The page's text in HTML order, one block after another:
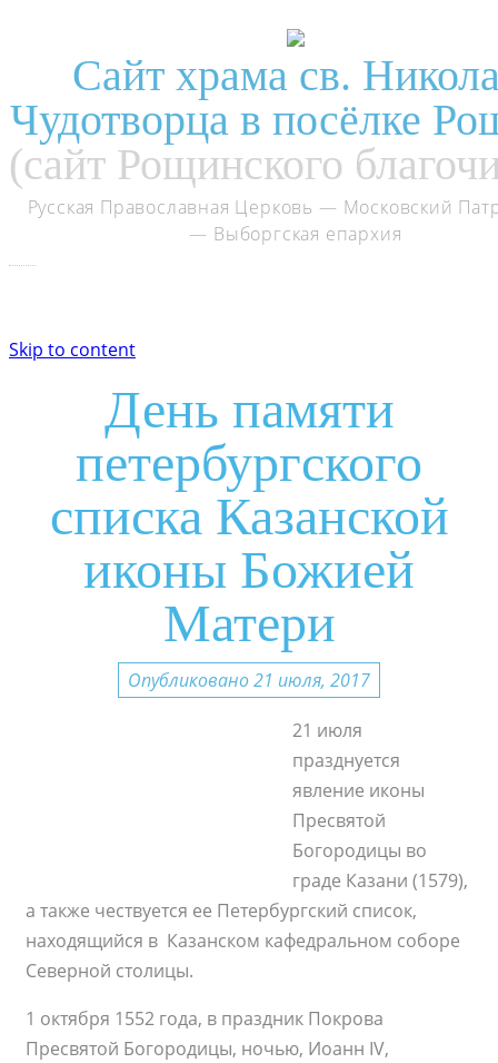
Сайт храма св.
Чудотворца в посёлке
(сайт Рощинского
Русская Православная Церковь — Московский
— Выборгская епархия
Skip to content
День памяти
петербургского
списка Казанской
иконы Божией
Матери
Опубликовано 21 июля, 2017
21 июля
празднуется
явление иконы
Пресвятой
Богородицы во
граде Казани (1579),
а также чествуется ее Петербургский список,
находящийся в Казанском кафедральном соборе
Северной столицы.
1 октября 1552 года, в праздник Покрова
Пресвятой Богородицы, ночью, Иоанн IV,